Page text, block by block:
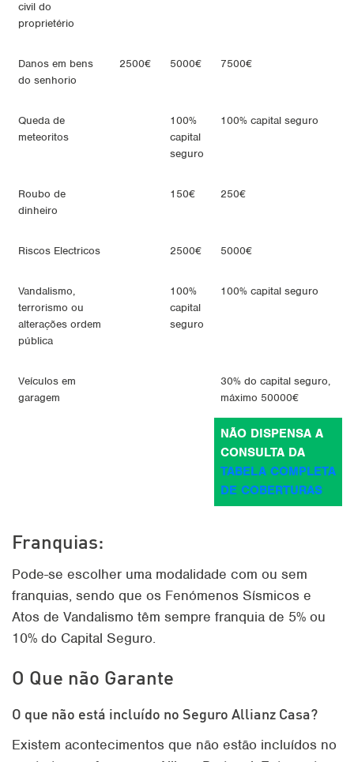
civil do
proprietério
Danos em bens
do senhorio
2500€ 5000€ 7500€
Queda de
meteoritos
100%
capital
seguro
100% capital seguro
Roubo de
dinheiro
150€ 250€
Riscos Electricos 2500€ 5000€
Vandalismo,
terrorismo ou
alterações ordem
pública
100%
capital
seguro
100% capital seguro
Veículos em
garagem
30% do capital seguro,
máximo 50000€
NÃO DISPENSA A
CONSULTA DA
TABELA COMPLETA
DE COBERTURAS
Franquias:
Pode-se escolher uma modalidade com ou sem
franquias, sendo que os Fenómenos Sísmicos e
Atos de Vandalismo têm sempre franquia de 5% ou
10% do Capital Seguro.
O Que não Garante
O que não está incluído no Seguro Allianz Casa?
Existem acontecimentos que não estão incluídos no